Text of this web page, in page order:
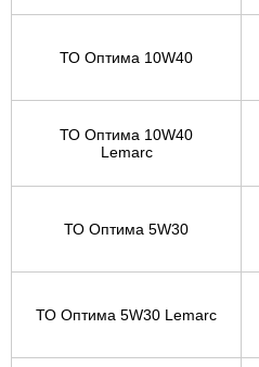
ТО Оптима 10W40
ТО Оптима 10W40
Lemarc
ТО Оптима 5W30
ТО Оптима 5W30 Lemarc